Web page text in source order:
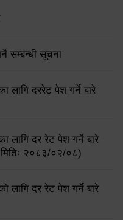
सम्बन्धी सूचना
लागि दररेट पेश गर्ने बारे
लागि दर रेट पेश गर्ने बारे
२०८३/०२/०८)
लागि दर रेट पेश गर्ने बारे